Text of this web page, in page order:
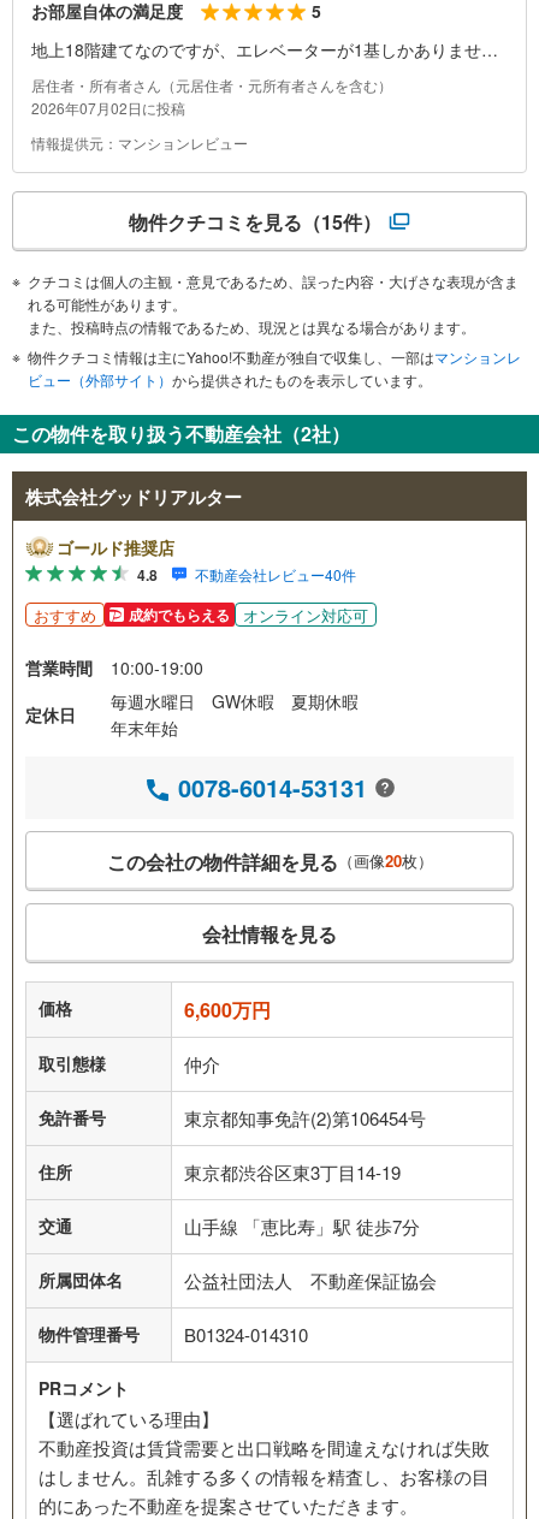
お部屋自体の満足度
5
地上18階建てなのですが、エレベーターが1基しかありませ
ん。出勤する際や帰宅時は住人の方と一緒になることも多かっ
たり、エレベーターが上がってくる、降りてくるのを待つしか
ども多く、どこかの階で止まる時間が異常に長いこともありま
居住者・所有者さん（元居住者・元所有者さんを含む）
2026年07月02日に投稿
情報提供元：マンションレビュー
物件クチコミを見る （15件）
クチコミは個人の主観・意見であるため、誤った内容・大げさな表現が含ま
れる可能性があります。
また、投稿時点の情報であるため、現況とは異なる場合があります。
物件クチコミ情報は主にYahoo!不動産が独自で収集し、一部はマンションレ
ビュー（外部サイト） から提供されたものを表示しています。
この物件を取り扱う不動産会社（2社）
株式会社グッドリアルター
ゴールド推奨店
4.8 不動産会社レビュー40件
おすすめ 成約でもらえる オンライン対応可
営業時間
10:00-19:00
定休日
毎週水曜日 GW休暇 夏期休暇
年末年始
0078-6014-53131
この会社の物件詳細を見る （画像20枚）
会社情報を見る
価格 6,600万円
取引態様 仲介
免許番号 東京都知事免許(2)第106454号
住所 東京都渋谷区東3丁目14-19
交通 山手線 「恵比寿」駅 徒歩7分
所属団体名 公益社団法人 不動産保証協会
物件管理番号 B01324-014310
PRコメント
【選ばれている理由】
不動産投資は賃貸需要と出口戦略を間違えなければ失敗
はしません。乱雑する多くの情報を精査し、お客様の目
的にあった不動産を提案させていただきます。